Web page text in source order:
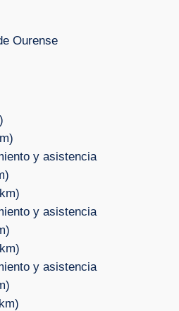
Ourense
y asistencia
y asistencia
y asistencia